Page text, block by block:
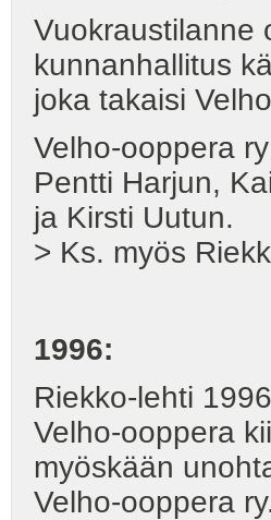
Vuokraustilanne
kunnanhallitus
joka takaisi
Velho-ooppera
Pentti Harjun,
ja Kirsti Uutun.
> Ks. myös
1996:
Riekko-lehti
Velho-ooppera
myöskään
Velho-ooppera